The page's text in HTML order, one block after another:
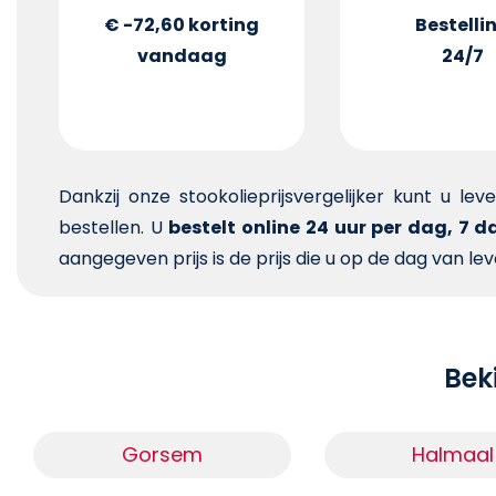
€ -72,60 korting
vandaag
24/7
Dankzij onze stookolieprijsvergelijker kunt u
bestellen. U bestelt online 24 uur per dag, 7
aangegeven prijs is de prijs die u op de dag van
Gorsem Halmaal